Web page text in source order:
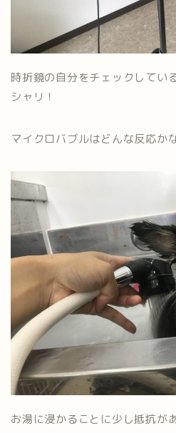
時折鏡の自分をチェックしてい
シャリ！
マイクロバブルはどんな反応か
お湯に浸かることに少し抵抗が